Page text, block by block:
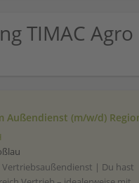
TIMAC
(m/w/d)
| Du hast